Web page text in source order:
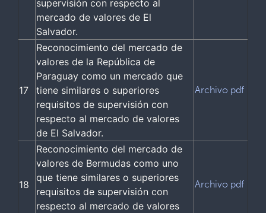
supervisión con respecto al
mercado de valores de El
Salvador.
17
Reconocimiento del mercado de
valores de la República de
Paraguay como un mercado que
tiene similares o superiores
requisitos de supervisión con
respecto al mercado de valores
de El Salvador.
Archivo pdf
18
Reconocimiento del mercado de
valores de Bermudas como uno
que tiene similares o superiores
requisitos de supervisión con
respecto al mercado de valores
Archivo pdf